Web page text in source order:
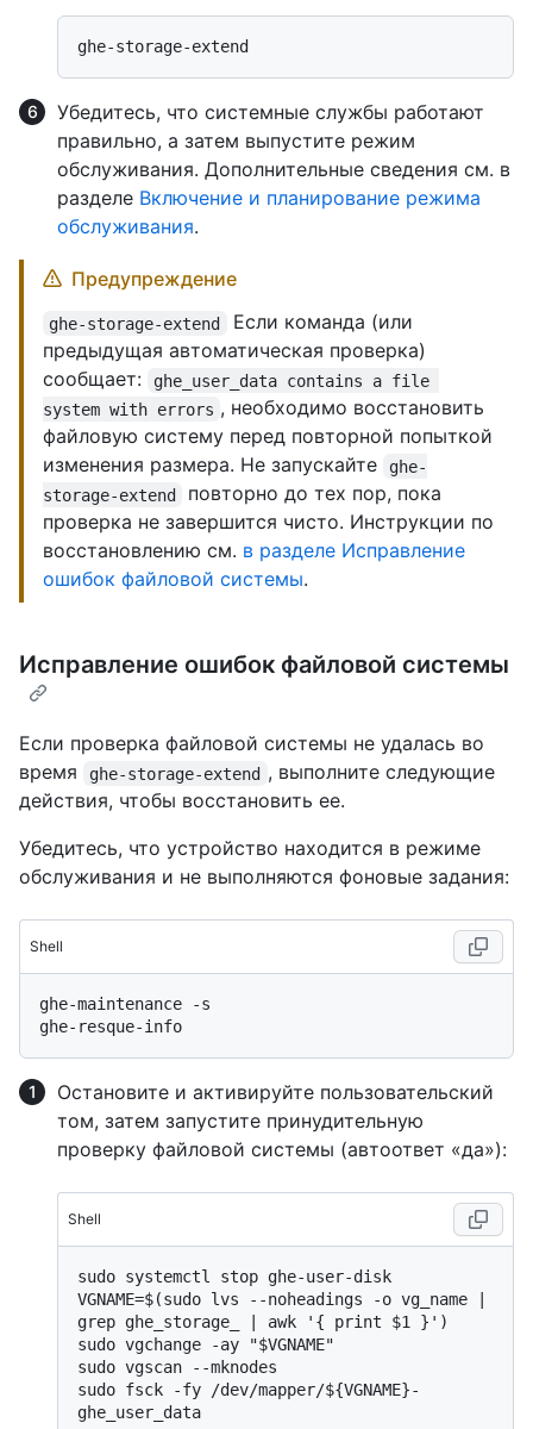
Убедитесь, что системные службы работают
правильно, а затем выпустите режим
обслуживания. Дополнительные сведения см. в
разделе Включение и планирование режима
обслуживания.
Предупреждение
ghe-storage-extend
Если команда (или
предыдущая автоматическая проверка)
сообщает:
ghe_user_data contains a file
system with errors , необходимо восстановить
файловую систему перед повторной попыткой
изменения размера. Не запускайте
ghe-
storage-extend
повторно до тех пор, пока
проверка не завершится чисто. Инструкции по
восстановлению см. в разделе Исправление
ошибок файловой системы.
Исправление ошибок файловой системы
Если проверка файловой системы не удалась во
время
ghe-storage-extend , выполните следующие
действия, чтобы восстановить ее.
Убедитесь, что устройство находится в режиме
обслуживания и не выполняются фоновые задания:
Shell
ghe-maintenance -s
Остановите и активируйте пользовательский
том, затем запустите принудительную
проверку файловой системы (автоответ «да»):
Shell
sudo systemctl stop ghe-user-disk
VGNAME=$(sudo lvs --noheadings -o vg_name |
grep ghe_storage_ | awk '{ print $1 }')
sudo vgchange -ay "$VGNAME"
sudo vgscan --mknodes
sudo fsck -fy /dev/mapper/${VGNAME}-